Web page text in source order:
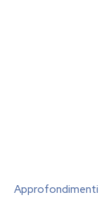
Approfondimenti